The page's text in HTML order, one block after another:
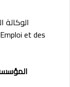
et des